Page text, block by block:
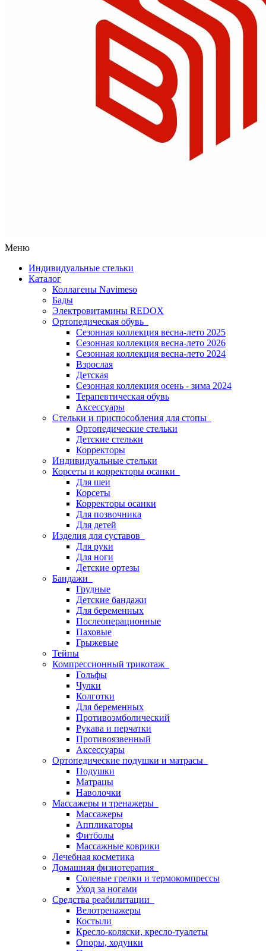
Меню
Индивидуальные стельки
Каталог
Коллагены Navimeso
Бады
Электровитамины REDOX
Ортопедическая обувь
Сезонная коллекция весна-лето 2025
Сезонная коллекция весна-лето 2026
Сезонная коллекция весна-лето 2024
Взрослая
Детская
Сезонная коллекция осень - зима 2024
Терапевтическая обувь
Аксессуары
Стельки и приспособления для стопы
Ортопедические стельки
Детские стельки
Корректоры
Индивидуальные стельки
Корсеты и корректоры осанки
Для шеи
Корсеты
Корректоры осанки
Для позвочника
Для детей
Изделия для суставов
Для руки
Для ноги
Детские ортезы
Бандажи
Грудные
Детские бандажи
Для беременных
Послеоперационные
Паховые
Грыжевые
Тейпы
Компрессионный трикотаж
Гольфы
Чулки
Колготки
Для беременных
Противоэмболический
Рукава и перчатки
Противоязвенный
Аксессуары
Ортопедические подушки и матрасы
Подушки
Матрацы
Наволочки
Массажеры и тренажеры
Массажеры
Аппликаторы
Фитболы
Массажные коврики
Лечебная косметика
Домашняя физиотерапия
Солевые грелки и термокомпрессы
Уход за ногами
Средства реабилитации
Велотренажеры
Костыли
Кресло-коляски, кресло-туалеты
Опоры, ходунки